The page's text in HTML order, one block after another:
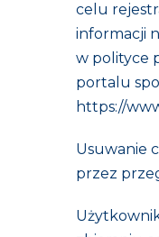
celu
informacji
w polityce
portalu
https://
Usuwanie
przez